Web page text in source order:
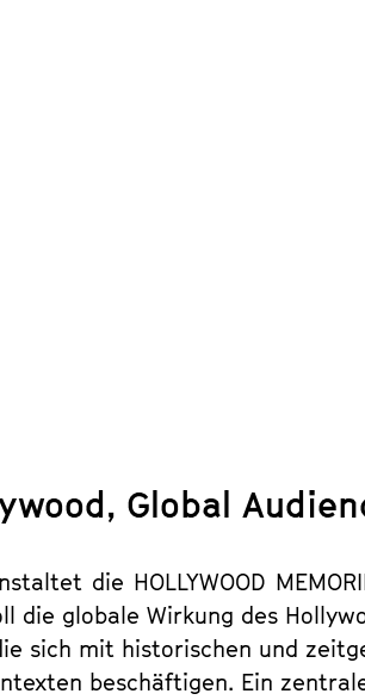
Global
die HOLLYWOOD
die globale Wirkung des
sich mit historischen und
beschäftigen. Ein